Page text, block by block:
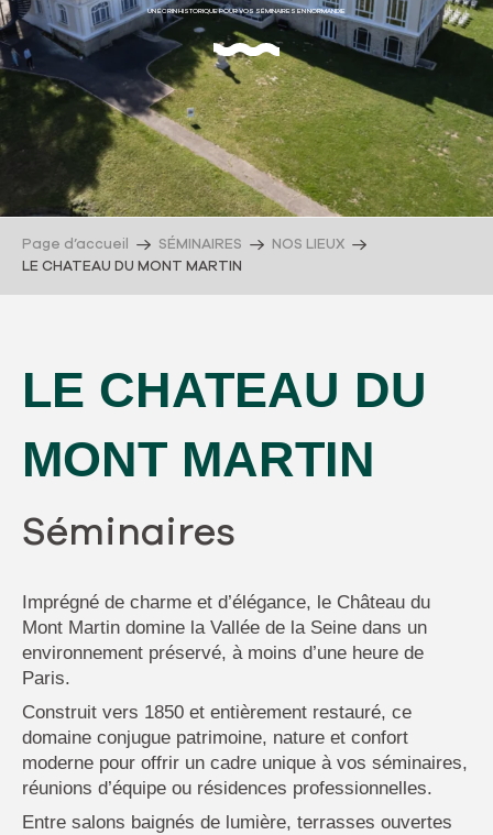
UN ÉCRIN HISTORIQUE POUR VOS SÉMINAIRES EN NORMANDIE
Page d’accueil SÉMINAIRES
NOS LIEUX
LE CHATEAU DU MONT MARTIN
LE CHATEAU DU
MONT MARTIN
Séminaires
Imprégné de charme et d’élégance, le Château du
Mont Martin domine la Vallée de la Seine dans un
environnement préservé, à moins d’une heure de
Paris.
Construit vers 1850 et entièrement restauré, ce
domaine conjugue patrimoine, nature et confort
moderne pour offrir un cadre unique à vos séminaires,
réunions d’équipe ou résidences professionnelles.
Entre salons baignés de lumière, terrasses ouvertes